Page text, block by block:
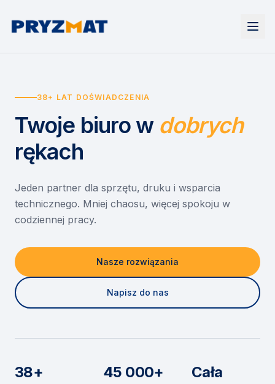
Urządzenia
Drukarki i urządzenia wielofunkcyjne
Etykiety i identyfikacja
Skanery i obieg dokumentów
Monitory interaktywne
Niszczarki dokumentów
Wynajem drukarek
Wynajem urządzeń biurowych
Asystent druku
EZD RP
Misja szkoła
Serwis
O nas
Kontakt
38+ LAT DOŚWIADCZENIA
Twoje biuro w dobrych
rękach
Jeden partner dla sprzętu, druku i wsparcia
technicznego. Mniej chaosu, więcej spokoju w
codziennej pracy.
Nasze rozwiązania
Napisz do nas
38+ 45 000+
Cała